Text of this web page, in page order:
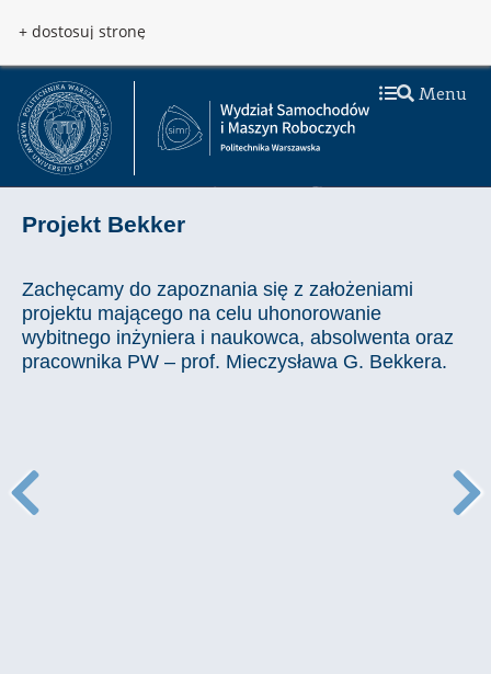
+ dostosuj stronę
Menu
Projekt Bekker
Zachęcamy do zapoznania się z założeniami
projektu mającego na celu uhonorowanie
wybitnego inżyniera i naukowca, absolwenta oraz
pracownika PW – prof. Mieczysława G. Bekkera.